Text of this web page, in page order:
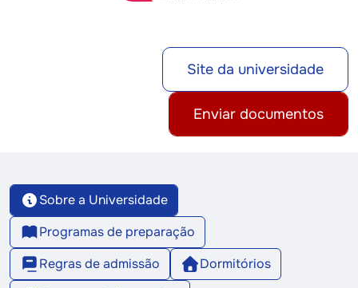
Site da universidade
Enviar documentos
Sobre a Universidade
Programas de preparação
Regras de admissão
Dormitórios